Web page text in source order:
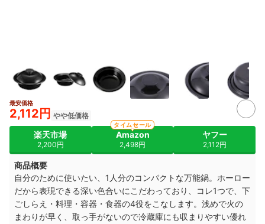
最安価格
2,112円 やや低価格
楽天市場
2,200円
Amazon
2,498円
タイムセール
ヤフー
2,112円
商品概要
自分のために使いたい、1人分のコンパクトな万能鍋。ホーロー
だから表現できる深い色合いにこだわっており、コレ1つで、下
ごしらえ・料理・容器・食器の4役をこなします。 浅めで火の
まわりが早く、取っ手がないので冷蔵庫にも収まりやすい優れ